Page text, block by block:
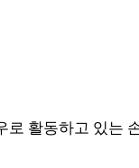
로 활동하고 있는